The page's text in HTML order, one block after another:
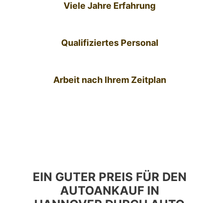
Viele Jahre Erfahrung
Qualifiziertes Personal
Arbeit nach Ihrem Zeitplan
EIN GUTER PREIS FÜR DEN
AUTOANKAUF IN